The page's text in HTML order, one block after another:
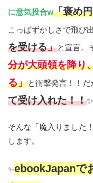
に意気投合w「褒め
こっぱずかしさで飛び
を受ける」と宣言。
分が大頭領を降り
る」と衝撃発言！！だ
て受け入れた！！✨
そんな「魔入りました
します。
✨ebookJapanで